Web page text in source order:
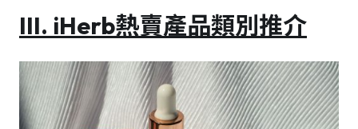
III. iHerb熱賣產品類別推介